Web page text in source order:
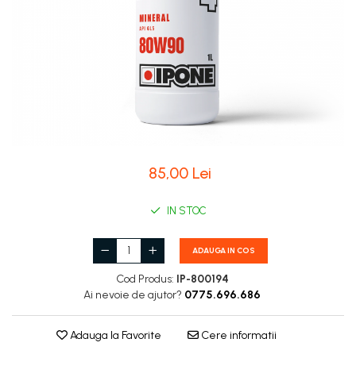
85,00 Lei
IN STOC
ADAUGA IN COS
Cod Produs: IP-800194
Ai nevoie de ajutor? 0775.696.686
Adauga la Favorite Cere informatii